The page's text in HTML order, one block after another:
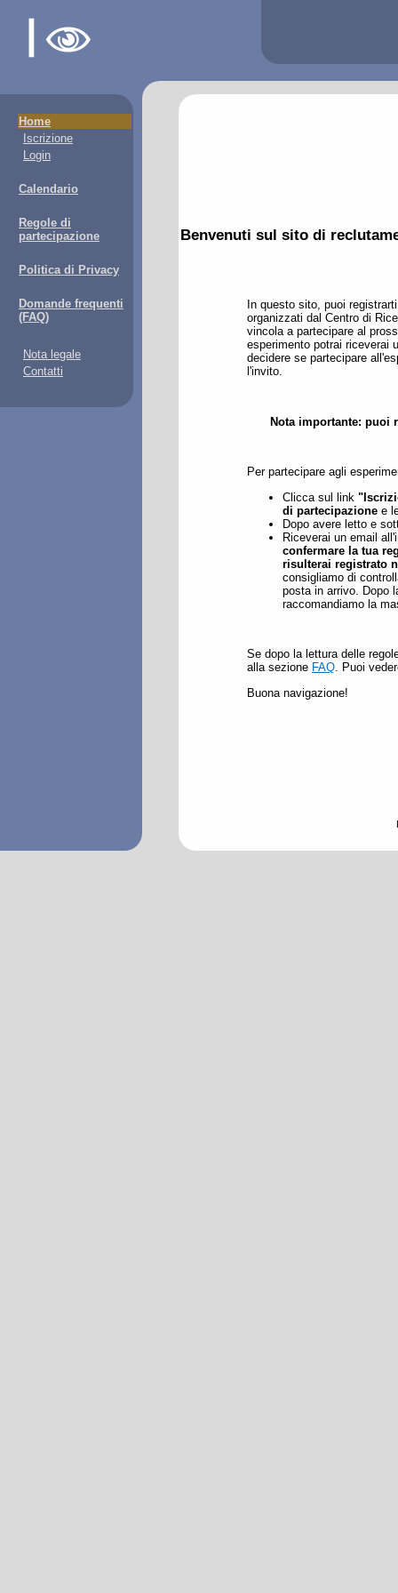
Home
Iscrizione
Login
Calendario
Regole di
partecipazione
Politica di Privacy
Domande frequenti
(FAQ)
Nota legale
Contatti
Benvenuti sul sito di
In questo sito, puoi
organizzati dal Centro di
vincola a partecipare al
esperimento potrai riceverai
decidere se partecipare
l'invito.
Nota importante: puoi
Per partecipare agli
Clicca sul link
di partecipazione e
Dopo avere letto e
Riceverai un email
confermare la tua
risulterai registrato
consigliamo di
posta in arrivo. Dopo
raccomandiamo la
Se dopo la lettura delle
alla sezione FAQ. Puoi
Buona navigazione!